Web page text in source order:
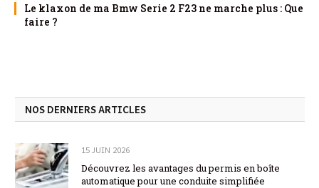
Le klaxon de ma Bmw Serie 2 F23 ne marche plus : Que
faire ?
NOS DERNIERS ARTICLES
15 JUIN 2026
Découvrez les avantages du permis en boîte
automatique pour une conduite simplifiée